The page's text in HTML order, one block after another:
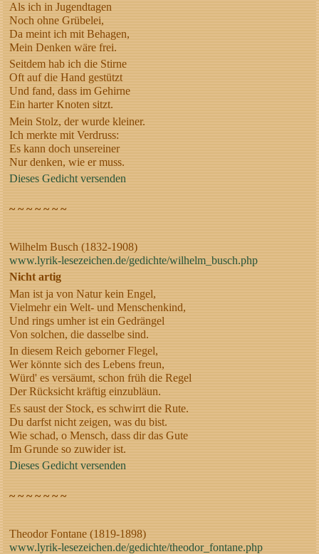
Als ich in Jugendtagen
Noch ohne Grübelei,
Da meint ich mit Behagen,
Mein Denken wäre frei.
Seitdem hab ich die Stirne
Oft auf die Hand gestützt
Und fand, dass im Gehirne
Ein harter Knoten sitzt.
Mein Stolz, der wurde kleiner.
Ich merkte mit Verdruss:
Es kann doch unsereiner
Nur denken, wie er muss.
Dieses Gedicht versenden
~ ~ ~ ~ ~ ~ ~
Wilhelm Busch (1832-1908)
www.lyrik-lesezeichen.de/gedichte/wilhelm_busch.php
Nicht artig
Man ist ja von Natur kein Engel,
Vielmehr ein Welt- und Menschenkind,
Und rings umher ist ein Gedrängel
Von solchen, die dasselbe sind.
In diesem Reich geborner Flegel,
Wer könnte sich des Lebens freun,
Würd' es versäumt, schon früh die Regel
Der Rücksicht kräftig einzubläun.
Es saust der Stock, es schwirrt die Rute.
Du darfst nicht zeigen, was du bist.
Wie schad, o Mensch, dass dir das Gute
Im Grunde so zuwider ist.
Dieses Gedicht versenden
~ ~ ~ ~ ~ ~ ~
Theodor Fontane (1819-1898)
www.lyrik-lesezeichen.de/gedichte/theodor_fontane.php